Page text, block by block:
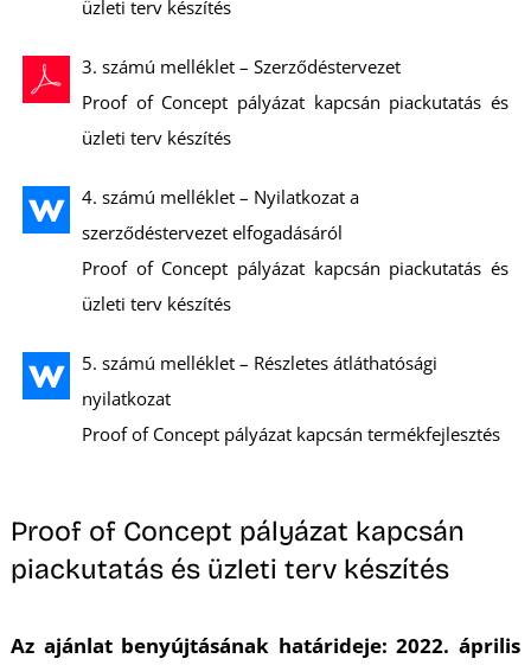
üzleti terv készítés
3. számú melléklet – Szerződéstervezet
Proof of Concept pályázat kapcsán piackutatás és
üzleti terv készítés
4. számú melléklet – Nyilatkozat a
szerződéstervezet elfogadásáról
Proof of Concept pályázat kapcsán piackutatás és
üzleti terv készítés
5. számú melléklet – Részletes átláthatósági
nyilatkozat
Proof of Concept pályázat kapcsán termékfejlesztés
Proof of Concept pályázat kapcsán
piackutatás és üzleti terv készítés
Az ajánlat benyújtásának határideje: 2022. április